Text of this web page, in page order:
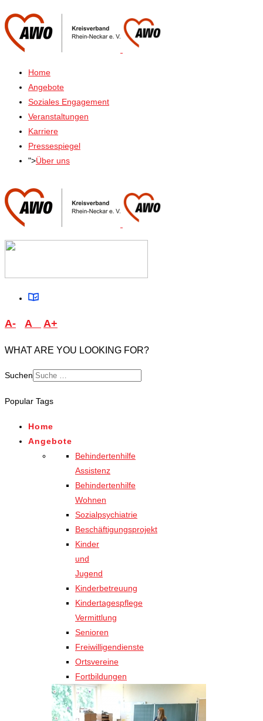
Home
Angebote
Soziales Engagement
Veranstaltungen
Karriere
Pressespiegel
">Über uns
A- A A+
WHAT ARE YOU LOOKING FOR?
Suchen
for results.
Popular Tags
Home
Angebote
Behindertenhilfe
Assistenz
Behindertenhilfe
Wohnen
Sozialpsychiatrie
Beschäftigungsprojekt
Kinder
und
Jugend
Kinderbetreuung
Kindertagespflege
Vermittlung
Senioren
Freiwilligendienste
Ortsvereine
Fortbildungen